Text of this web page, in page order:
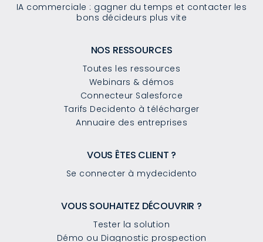
IA commerciale : gagner du temps et contacter les
bons décideurs plus vite
NOS RESSOURCES
Toutes les ressources
Webinars & démos
Connecteur Salesforce
Tarifs Decidento à télécharger
Annuaire des entreprises
VOUS ÊTES CLIENT ?
Se connecter à mydecidento
VOUS SOUHAITEZ DÉCOUVRIR ?
Tester la solution
Démo ou Diagnostic prospection